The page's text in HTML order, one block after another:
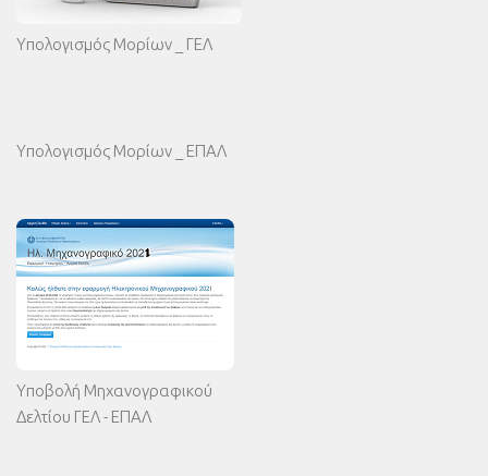
Υπολογισμός Μορίων _ ΓΕΛ
Υπολογισμός Μορίων _ ΕΠΑΛ
Υποβολή Μηχανογραφικού
Δελτίου ΓΕΛ - ΕΠΑΛ